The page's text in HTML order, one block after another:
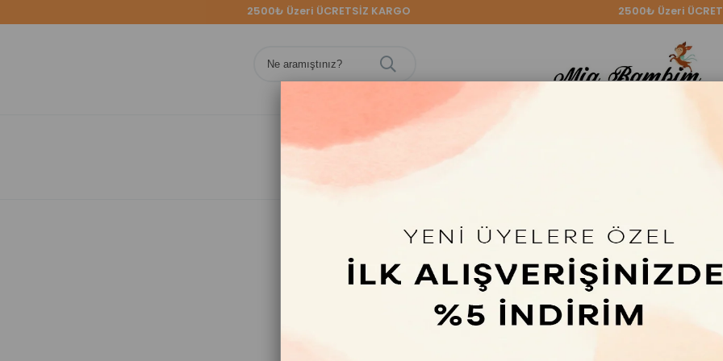
2500₺ Üzeri ÜCRETSİZ KARGO 2500₺ Üzeri ÜCRETSİZ
ÖZEL GÜN
KOLEKSİYONU